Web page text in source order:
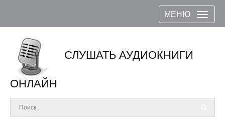
МЕНЮ
СЛУШАТЬ АУДИОКНИГИ
ОНЛАЙН